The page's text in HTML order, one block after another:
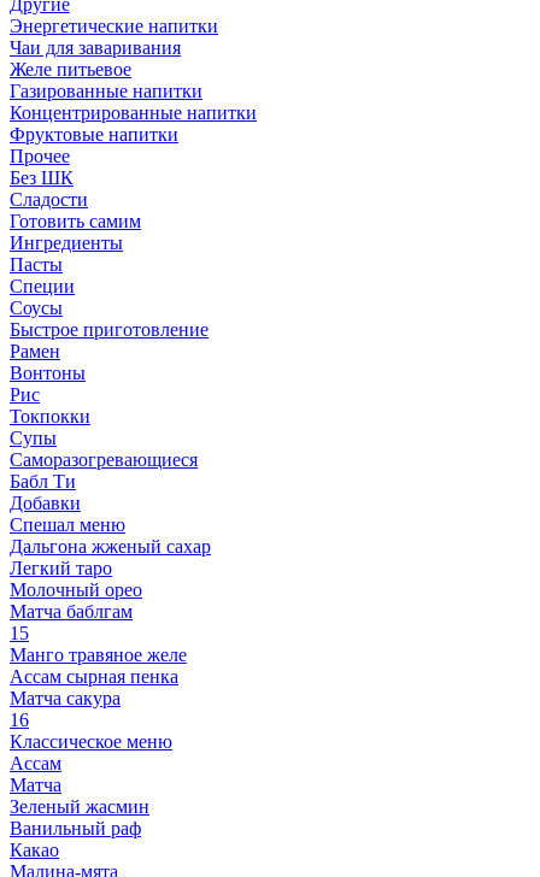
Другие
Энергетические напитки
Чаи для заваривания
Желе питьевое
Газированные напитки
Концентрированные напитки
Фруктовые напитки
Прочее
Без ШК
Сладости
Готовить самим
Ингредиенты
Пасты
Специи
Соусы
Быстрое приготовление
Рамен
Вонтоны
Рис
Токпокки
Супы
Саморазогревающиеся
Бабл Ти
Добавки
Спешал меню
Дальгона жженый сахар
Легкий таро
Молочный орео
Матча баблгам
15
Манго травяное желе
Ассам сырная пенка
Матча сакура
16
Классическое меню
Ассам
Матча
Зеленый жасмин
Ванильный раф
Какао
Малина-мята